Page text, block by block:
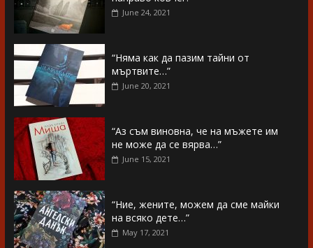
June 24, 2021
“Няма как да пазим тайни от
мъртвите…”
June 20, 2021
“Аз съм виновна, че на мъжете им
не може да се вярва…”
June 15, 2021
“Ние, жените, можем да сме майки
на всяко дете…”
May 17, 2021